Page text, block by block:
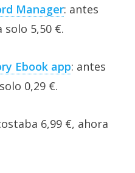
Manager: antes
solo 5,50 €.
Ebook app: antes
0,29 €.
6,99 €, ahora